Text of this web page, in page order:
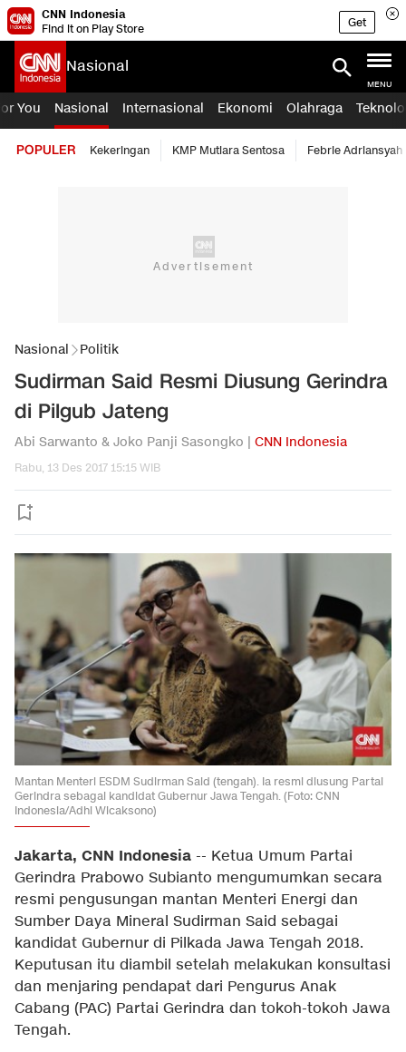
CNN Indonesia
Find it on Play Store
Get
Nasional
MENU
You Nasional Internasional Ekonomi Olahraga
POPULER Kekeringan KMP Mutiara Sentosa Febrie Adriansyah
Nasional Politik
Sudirman Said Resmi Diusung Gerindra
di Pilgub Jateng
Abi Sarwanto & Joko Panji Sasongko | CNN Indonesia
Rabu, 13 Des 2017 15:15 WIB
Mantan Menteri ESDM Sudirman Said (tengah). Ia resmi diusung Partai
Gerindra sebagai kandidat Gubernur Jawa Tengah. (Foto: CNN
Indonesia/Adhi Wicaksono)
Jakarta, CNN Indonesia -- Ketua Umum Partai
Gerindra Prabowo Subianto mengumumkan secara
resmi pengusungan mantan Menteri Energi dan
Sumber Daya Mineral Sudirman Said sebagai
kandidat Gubernur di Pilkada Jawa Tengah 2018.
Keputusan itu diambil setelah melakukan konsultasi
dan menjaring pendapat dari Pengurus Anak
Cabang (PAC) Partai Gerindra dan tokoh-tokoh Jawa
Tengah.